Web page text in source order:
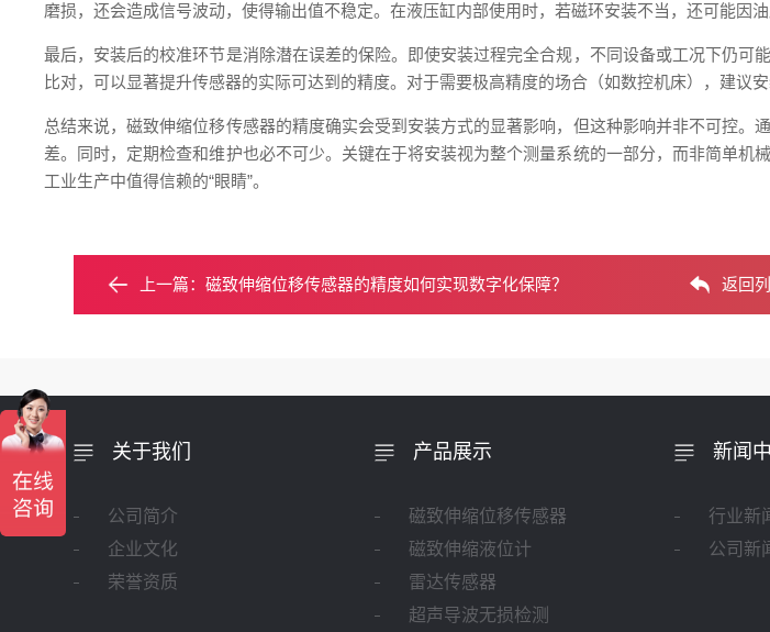
磨损，还会造成信号波动，使得输出值不稳定。在液压缸内部使用时，若磁环安装不当，还可能因
最后，安装后的校准环节是消除潜在误差的保险。即使安装过程完全合规，不同设备或工况下仍
比对，可以显著提升传感器的实际可达到的精度。对于需要极高精度的场合（如数控机床），建议
总结来说，磁致伸缩位移传感器的精度确实会受到安装方式的显著影响，但这种影响并非不可控
差。同时，定期检查和维护也必不可少。关键在于将安装视为整个测量系统的一部分，而非简单
工业生产中值得信赖的“眼睛”。
上一篇：磁致伸缩位移传感器的精度如何实现数字化保障？ 返回
关于我们
公司简介
企业文化
荣誉资质
产品展示
磁致伸缩位移传感器
磁致伸缩液位计
雷达传感器
超声导波无损检测
新闻
行业新
公司新